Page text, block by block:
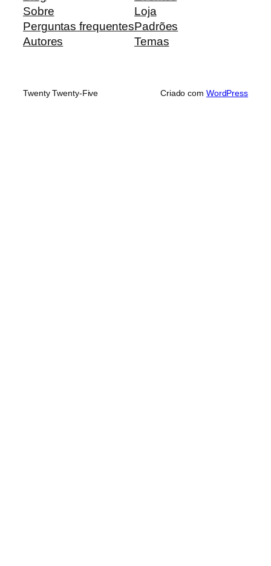
Sobre
Perguntas frequentes
Autores
Loja
Padrões
Temas
Twenty Twenty-Five Criado com WordPress